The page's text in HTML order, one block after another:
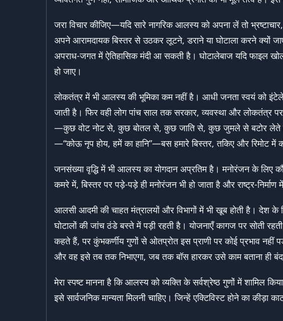
जरा विचार कीजिए—यदि सारे नागरिक आलस्य को अपना लें तो
अपने आरामदायक बिस्तर से उठकर लूटने, डराने या घोटाला करने क्यों
अपराध-जगत में ऐतिहासिक मंदी आ सकती है। घोटालेबाज यदि फाइल
हो जाए।
लोकतंत्र में भी आलस्य की भूमिका कम नहीं है। आधी जनता स्वयं को
जाती है। फिर वही लोग पांच साल तक सरकार, व्यवस्था और लोकतंत्र
—कुछ वोट नोट से, कुछ बोतल से, कुछ जाति से, कुछ जुमले से बटोर लेते
—“कोऊ नृप होय, हमें का हानि”—बस हमारे बिस्तर, तकिए और रिमोट
जनसंख्या वृद्धि में भी आलस्य का योगदान अप्रतिम है। मनोरंजन के लिए
कमरे में, बिस्तर पर पड़े-पड़े ही मनोरंजन भी हो जाता है और राष्ट्र-निर्माण
आलसी आदमी की चाहत मंत्रालयों और विभागों में भी खूब होती है। देश के
घोटालों की जांच ठंडे बस्ते में पड़ी रहती है। योजनाएँ कागज पर सोती
कहते हैं, पर कुंभकर्णीय गुणों से ओतप्रोत इस प्राणी पर कोई प्रभाव नहीं
और वह इसे तब तक निभाएगा, जब तक बॉस हारकर उसे काम बताना ही
मेरा स्पष्ट मानना है कि आलस्य को व्यक्ति के सर्वश्रेष्ठ गुणों में शामिल
इसे सार्वजनिक मान्यता मिलनी चाहिए। जिन्हें एक्टिविस्ट होने का कीड़ा